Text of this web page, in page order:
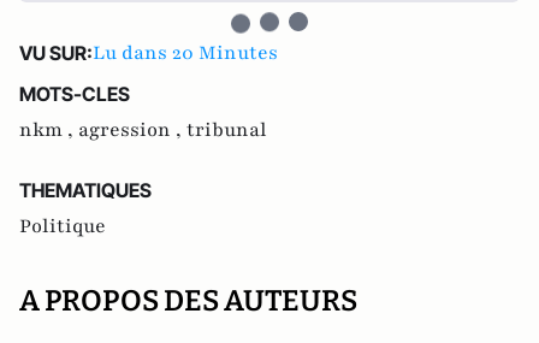
VU SUR:Lu dans 20 Minutes
MOTS-CLES
nkm , agression , tribunal
THEMATIQUES
Politique
A PROPOS DES AUTEURS